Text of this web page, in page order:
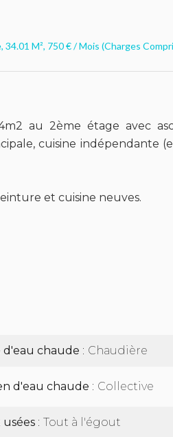
M², 750 € / Mois (Charges
au 2ème étage avec
cuisine indépendante
et cuisine neuves.
d'eau chaude Chaudière
d'eau chaude Collective
usées Tout à l'égout